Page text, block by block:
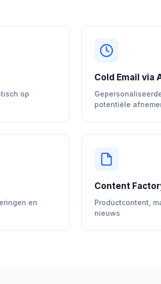
op
Cold Email via
potentiële
en
Content
Productcontent,
nieuws